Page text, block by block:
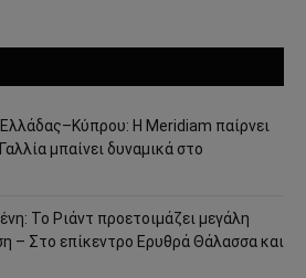
Η Meridiam παίρνει
μπαίνει δυναμικά στο
Το Ριάντ προετοιμάζει μεγάλη
– Στο επίκεντρο Ερυθρά Θάλασσα και